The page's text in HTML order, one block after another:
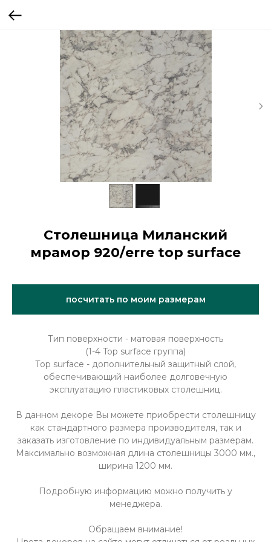
Столешница Миланский
мрамор 920/erre top surface
посчитать по моим размерам
Тип поверхности - матовая поверхность
(1-4 Top surface группа)
Тоp surface - дополнительный защитный слой,
обеспечивающий наиболее долговечную
эксплуатацию пластиковых столешниц.
В данном декоре Вы можете приобрести столешницу
как стандартного размера производителя, так и
заказать изготовление по индивидуальным размерам.
Максимально возможная длина столешницы 3000 мм.,
ширина 1200 мм.
Подробную информацию можно получить у
менеджера.
Обращаем внимание!